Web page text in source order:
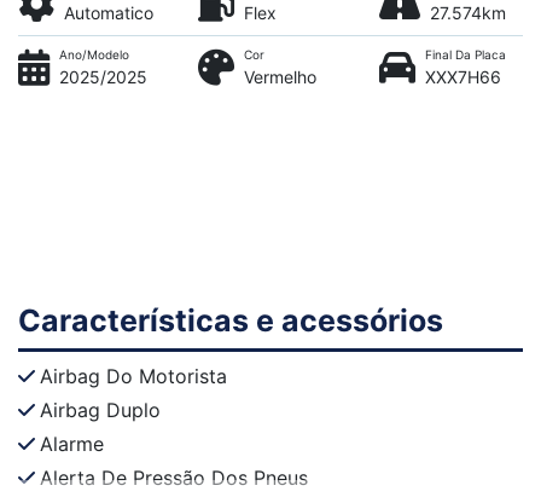
Automatico Flex 27.574km
Ano/Modelo
2025/2025
Cor
Vermelho
Final Da Placa
XXX7H66
Características e acessórios
Airbag Do Motorista
Airbag Duplo
Alarme
Alerta De Pressão Dos Pneus